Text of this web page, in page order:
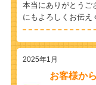
本当にありがとうご
にもよろしくお伝え
2025年1月
お客様か